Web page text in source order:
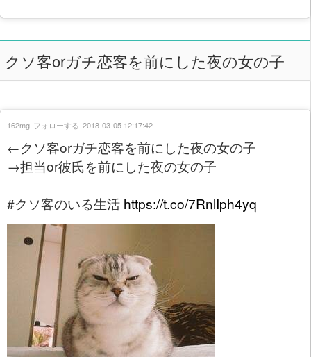
クソ客orガチ恋客を前にした夜の女の子
←クソ客orガチ恋客を前にした夜の女の子
→担当or彼氏を前にした夜の女の子
#クソ客のいる生活 https://t.co/7RnlIph4yq
162mg フォローする 2018-03-05 12:17:42